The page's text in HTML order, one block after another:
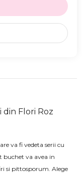
Flori Roz
va fi vedeta serii cu
buchet va avea in
si pittosporum. Alege